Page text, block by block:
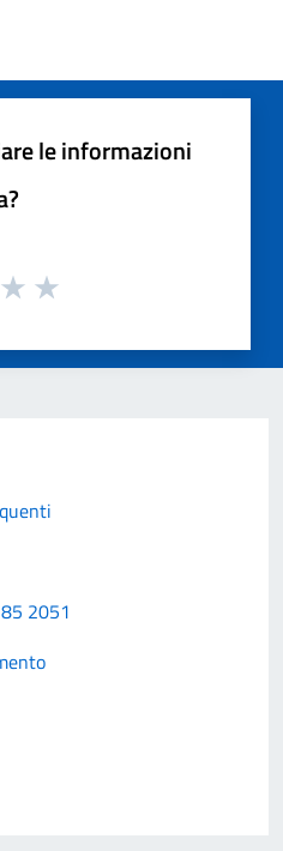
le informazioni
2051